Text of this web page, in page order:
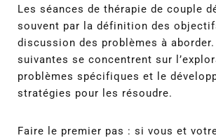
Les séances de thérapie de couple
souvent par la définition des
discussion des problèmes à
suivantes se concentrent sur
problèmes spécifiques et le
stratégies pour les résoudre.
Faire le premier pas : si vous et